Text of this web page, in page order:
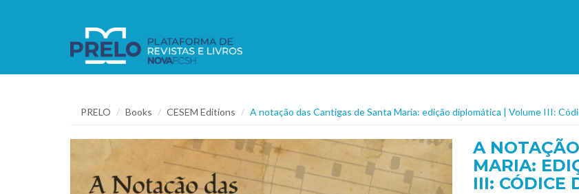
PRELO Books CESEM Editions A notação das Cantigas de Santa Maria: edição diplomática | Volume III:
A
MARIA:
III: CÓDICE